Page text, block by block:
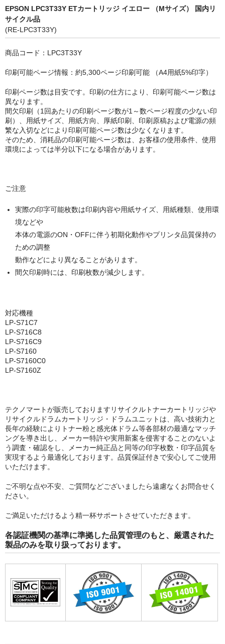
インクカートリッジ
キヤノン CANON
ブラザー BROTHER
リコー RICOH
輪転機用インク・マスター
リソー RISO
リコー RICOH
EPSON LPC3T33Y ETカートリッジ イエロー （Mサイズ） 国内リ
サイクル品
(RE-LPC3T33Y)
商品コード：LPC3T33Y
印刷可能ページ情報：約5,300ページ印刷可能 （A4用紙5%印字）
印刷ページ数は目安です。印刷の仕方により、印刷可能ページ数は
異なります。
間欠印刷（1回あたりの印刷ページ数が1～数ページ程度の少ない印
刷）、用紙サイズ、用紙方向、厚紙印刷、印刷原稿および電源の頻
繁な入切などにより印刷可能ページ数は少なくなります。
そのため、消耗品の印刷可能ページ数は、お客様の使用条件、使用
環境によっては半分以下になる場合があります。
ご注意
実際の印字可能枚数は印刷内容や用紙サイズ、用紙種類、使用環
境などや
本体の電源のON・OFFに伴う初期化動作やプリンタ品質保持の
ための調整
動作などにより異なることがあります。
間欠印刷時には、印刷枚数が減少します。
対応機種
LP-S71C7
LP-S716C8
LP-S716C9
LP-S7160
LP-S7160C0
LP-S7160Z
テクノマートが販売しておりますリサイクルトナーカートリッジや
リサイクルドラムカートリッジ・ドラムユニットは、高い技術力と
長年の経験によりトナー粉と感光体ドラム等各部材の最適なマッチ
ングを導き出し、メーカー特許や実用新案を侵害することのないよ
う調査・確認をし、メーカー純正品と同等の印字枚数・印字品質を
実現するよう最適化しております。品質保証付きで安心してご使用
いただけます。
ご不明な点や不安、ご質問などございましたら遠慮なくお問合せく
ださい。
ご満足いただけるよう精一杯サポートさせていただきます。
各認証機関の基準に準拠した品質管理のもと、厳選された
製品のみを取り扱っております。